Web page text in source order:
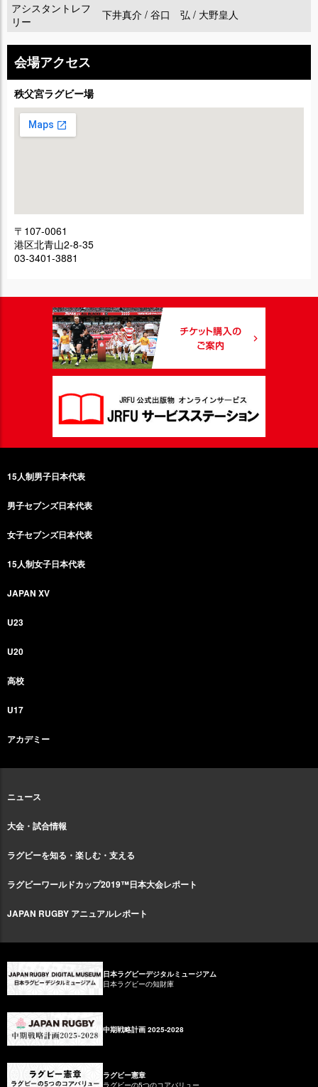
アシスタントレフ
リー
下井真介 / 谷口 弘 / 大野皇人
会場アクセス
秩父宮ラグビー場
〒107-0061
港区北青山2-8-35
03-3401-3881
15人制男子日本代表
男子セブンズ日本代表
女子セブンズ日本代表
15人制女子日本代表
JAPAN XV
U23
U20
高校
U17
アカデミー
ニュース
大会・試合情報
ラグビーを知る・楽しむ・支える
ラグビーワールドカップ2019™日本大会レポート
JAPAN RUGBY アニュアルレポート
日本ラグビーデジタルミュージアム
日本ラグビーの知財庫
中期戦略計画 2025-2028
ラグビー憲章
ラグビーの5つのコアバリュー